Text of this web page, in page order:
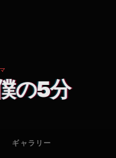
の5分
ギャラリー